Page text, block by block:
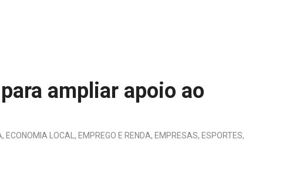
ampliar apoio ao
, ECONOMIA LOCAL , EMPREGO E RENDA, EMPRESAS, ESPORTES,